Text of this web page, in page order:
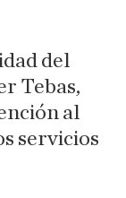
del
Tebas,
al
servicios